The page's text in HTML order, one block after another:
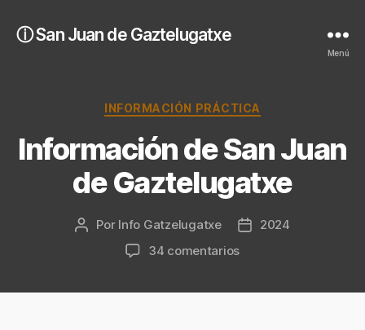
ⓘ San Juan de Gaztelugatxe
Menú
Categorías
INFORMACIÓN PRÁCTICA
Información de San Juan
de Gaztelugatxe
Autor
Por Info Gatzelugatxe
Fecha
2024
34 comentariosen